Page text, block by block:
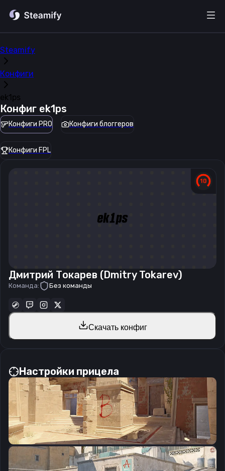
Steamify
Конфиги
ek1ps
Конфиг ek1ps
Конфиги PRO Конфиги блоггеров
Конфиги FPL
Дмитрий Токарев (Dmitry Tokarev)
Команда: Без команды
Скачать конфиг
Настройки прицела
CSGO-wQ3YO-Bs4bn-Rrmxj-CTd8Z-POwLA